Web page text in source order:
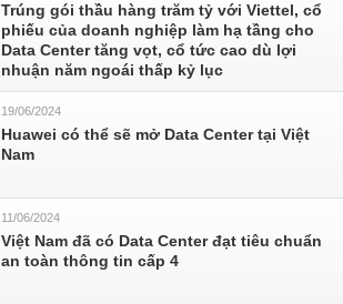
Trúng gói thầu hàng trăm tỷ với Viettel, cổ
phiếu của doanh nghiệp làm hạ tầng cho
Data Center tăng vọt, cổ tức cao dù lợi
nhuận năm ngoái thấp kỷ lục
19/06/2024
Huawei có thể sẽ mở Data Center tại Việt
Nam
11/06/2024
Việt Nam đã có Data Center đạt tiêu chuẩn
an toàn thông tin cấp 4